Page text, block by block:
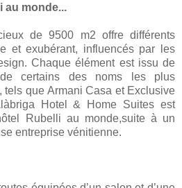
au monde...
de 9500 m2 offre différents
et exubérant, influencés par les
Chaque élément est issu de
certains des noms les plus
tels que Armani Casa et Exclusive
Hotel & Home Suites est
Rubelli au monde,suite à un
entreprise vénitienne.